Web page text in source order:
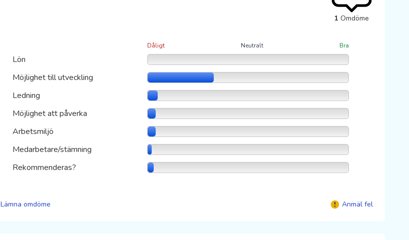
1 Omdöme
Dåligt Neutralt Bra
Lön
Möjlighet till utveckling
Ledning
Möjlighet att påverka
Arbetsmiljö
Medarbetare/stämning
Rekommenderas?
Lämna omdöme Anmäl fel